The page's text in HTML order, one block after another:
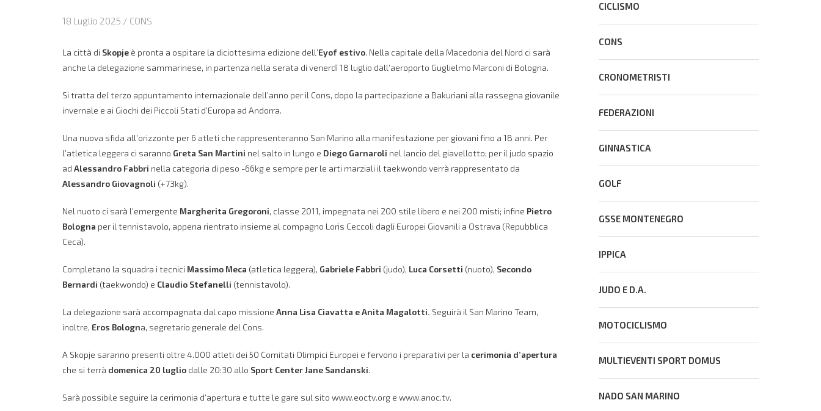
18 Luglio 2025 / CONS
La città di Skopje è pronta a ospitare la diciottesima edizione dell’Eyof estivo. Nella capitale della Macedonia del Nord ci sarà
anche la delegazione sammarinese, in partenza nella serata di venerdì 18 luglio dall’aeroporto Guglielmo Marconi di Bologna.
Si tratta del terzo appuntamento internazionale dell’anno per il Cons, dopo la partecipazione a Bakuriani alla rassegna giovanile
invernale e ai Giochi dei Piccoli Stati d’Europa ad Andorra.
Una nuova sfida all’orizzonte per 6 atleti che rappresenteranno San Marino alla manifestazione per giovani fino a 18 anni. Per
l’atletica leggera ci saranno Greta San Martini nel salto in lungo e Diego Garnaroli nel lancio del giavellotto; per il judo spazio
ad Alessandro Fabbri nella categoria di peso -66kg e sempre per le arti marziali il taekwondo verrà rappresentato da
Alessandro Giovagnoli (+73kg).
Nel nuoto ci sarà l’emergente Margherita Gregoroni, classe 2011, impegnata nei 200 stile libero e nei 200 misti; infine Pietro
Bologna per il tennistavolo, appena rientrato insieme al compagno Loris Ceccoli dagli Europei Giovanili a Ostrava (Repubblica
Ceca).
Completano la squadra i tecnici Massimo Meca (atletica leggera), Gabriele Fabbri (judo), Luca Corsetti (nuoto), Secondo
Bernardi (taekwondo) e Claudio Stefanelli (tennistavolo).
La delegazione sarà accompagnata dal capo missione Anna Lisa Ciavatta e Anita Magalotti. Seguirà il San Marino Team,
inoltre, Eros Bologna, segretario generale del Cons.
A Skopje saranno presenti oltre 4.000 atleti dei 50 Comitati Olimpici Europei e fervono i preparativi per la cerimonia d’apertura
che si terrà domenica 20 luglio dalle 20:30 allo Sport Center Jane Sandanski.
Sarà possibile seguire la cerimonia d’apertura e tutte le gare sul sito www.eoctv.org e www.anoc.tv.
CICLISMO
CONS
CRONOMETRISTI
FEDERAZIONI
GINNASTICA
GOLF
GSSE MONTENEGRO
IPPICA
JUDO E D.A.
MOTOCICLISMO
MULTIEVENTI SPORT DOMUS
NADO SAN MARINO